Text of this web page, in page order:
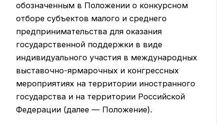
обозначенным в Положении о конкурсном
отборе субъектов малого и среднего
предпринимательства для оказания
государственной поддержки в виде
индивидуального участия в международных
выставочно-ярмарочных и конгрессных
мероприятиях на территории иностранного
государства и на территории Российской
Федерации (далее — Положение).